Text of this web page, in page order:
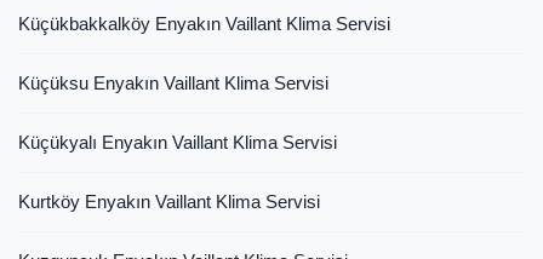
Küçükbakkalköy Enyakın Vaillant Klima Servisi
Küçüksu Enyakın Vaillant Klima Servisi
Küçükyalı Enyakın Vaillant Klima Servisi
Kurtköy Enyakın Vaillant Klima Servisi